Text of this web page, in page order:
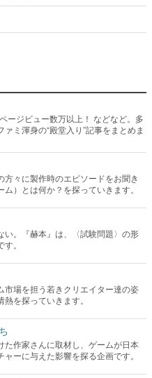
ージビュー数万以上！ などなど。多
ミ渾身の“殿堂入り”記事をまとめま
方々に製作時のエピソードをお聞き
）とは何か？を探っていきます。
い。『赫本』は、〈試験問題〉の形
。
市場を担う若きクリエイター達の姿
を探っていきます。
た作家さんに取材し、ゲームが日本
ーに与えた影響を探る企画です。